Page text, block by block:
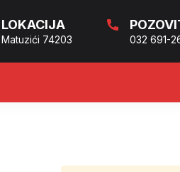
LOKACIJA
Matuzići 74203 032 691-